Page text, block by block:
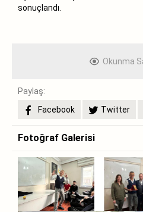
sonuçlandı.
Okunma
Paylaş:
Facebook
Twitter
Fotoğraf Galerisi